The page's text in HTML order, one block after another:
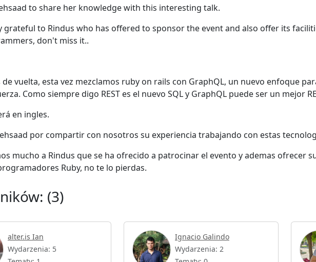
to share her knowledge with this interesting talk.
grateful to Rindus who has offered to sponsor the event and also offer its
don't miss it..
de vuelta, esta vez mezclamos ruby on rails con GraphQL, un nuevo enfoque
Como siempre digo REST es el nuevo SQL y GraphQL puede ser un mejor
en ingles.
por compartir con nosotros su experiencia trabajando con estas
mucho a Rindus que se ha ofrecido a patrocinar el evento y ademas ofrecer
Ruby, no te lo pierdas.
(3)
alter.is Ian
Wydarzenia: 5
Ignacio Galindo
Wydarzenia: 2